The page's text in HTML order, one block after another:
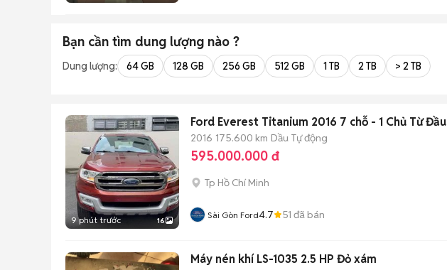
Bạn cần tìm dung lượng nào ?
Dung lượng: 64 GB 128 GB 256 GB 512 GB 1 TB 2 TB > 2 TB
9 phút trước 16
Ford Everest Titanium 2016 7 chỗ - 1 Chủ Từ Đầu
2016 175.600 km Dầu Tự động
595.000.000 đ
Tp Hồ Chí Minh
Sài Gòn Ford4.7 51 đã bán
Máy nén khí LS-1035 2.5 HP Đỏ xám